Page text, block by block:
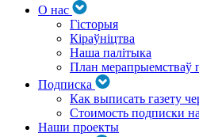
О нас
Гісторыя
Кіраўніцтва
Наша палітыка
План мерапрыемстваў
Подписка
Как выписать газету
Стоимость подписки
Наши проекты